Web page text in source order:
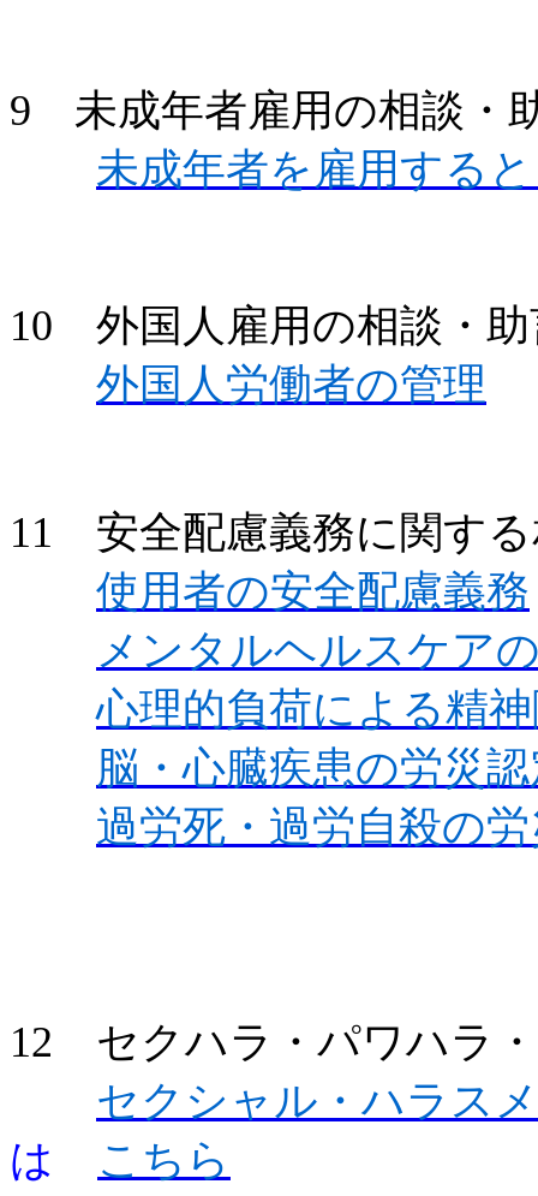
9 未成年者雇用の相談・
未成年者を雇用する
10 外国人雇用の相談・助
外国人労働者の管理
11 安全配慮義務に関する
使用者の安全配慮義務
メンタルヘルスケア
心理的負荷による精
脳・心臓疾患の労災
過労死・過労自殺の
12 セクハラ・パワハラ
セクシャル・ハラス
は
こちら